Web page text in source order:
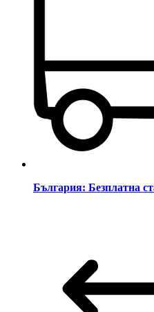
България: Безплатна